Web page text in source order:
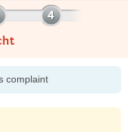
complaint